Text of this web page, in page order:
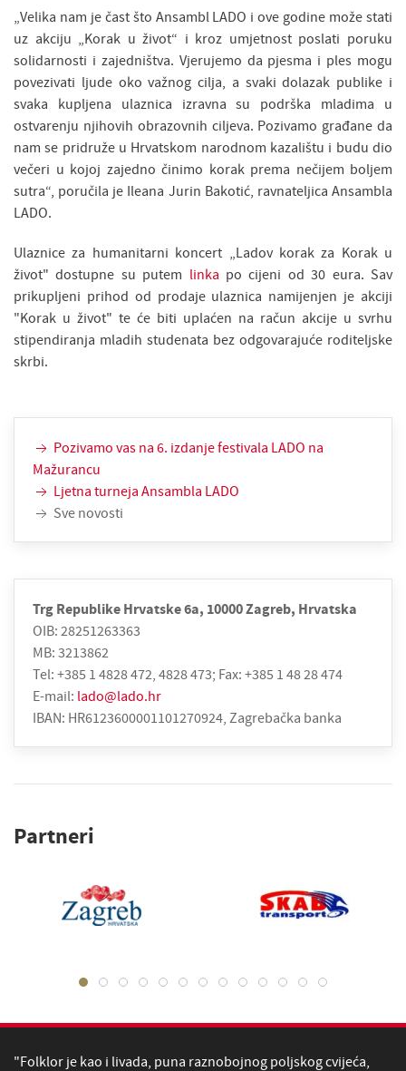
„Velika nam je čast što Ansambl LADO i ove godine može stati
uz akciju „Korak u život“ i kroz umjetnost poslati poruku
solidarnosti i zajedništva. Vjerujemo da pjesma i ples mogu
povezivati ljude oko važnog cilja, a svaki dolazak publike i
svaka kupljena ulaznica izravna su podrška mladima u
ostvarenju njihovih obrazovnih ciljeva. Pozivamo građane da
nam se pridruže u Hrvatskom narodnom kazalištu i budu dio
večeri u kojoj zajedno činimo korak prema nečijem boljem
sutra“, poručila je Ileana Jurin Bakotić, ravnateljica Ansambla
LADO.
Ulaznice za humanitarni koncert „Ladov korak za Korak u
život" dostupne su putem linka po cijeni od 30 eura. Sav
prikupljeni prihod od prodaje ulaznica namijenjen je akciji
"Korak u život" te će biti uplaćen na račun akcije u svrhu
stipendiranja mladih studenata bez odgovarajuće roditeljske
skrbi.
Pozivamo vas na 6. izdanje festivala LADO na
Mažurancu
Ljetna turneja Ansambla LADO
Sve novosti
Trg Republike Hrvatske 6a, 10000 Zagreb, Hrvatska
OIB: 28251263363
MB: 3213862
Tel: +385 1 4828 472, 4828 473; Fax: +385 1 48 28 474
E-mail: lado@lado.hr
IBAN: HR6123600001101270924, Zagrebačka banka
Partneri
"Folklor je kao i livada, puna raznobojnog poljskog cvijeća,